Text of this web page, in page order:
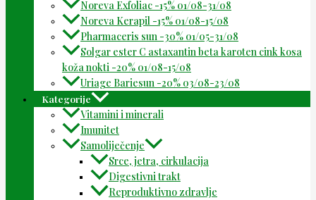
Noreva Exfoliac -15% 01/08-31/08
Noreva Kerapil -15% 01/08-15/08
Pharmaceris sun -30% 01/05-31/08
Solgar ester C astaxantin beta karoten cink kosa
koža nokti -20% 01/08-15/08
Uriage Bariesun -20% 03/08-23/08
Kategorije
Vitamini i minerali
Imunitet
Samoliječenje
Srce, jetra, cirkulacija
Digestivni trakt
Reproduktivno zdravlje